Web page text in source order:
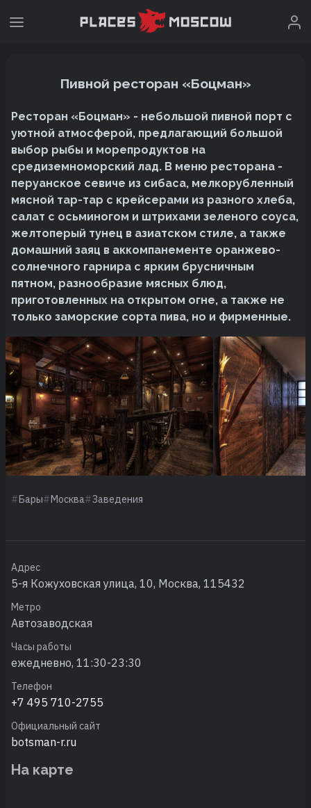
Пивной ресторан «Боцман»
Ресторан «Боцман» - небольшой пивной порт с
уютной атмосферой, предлагающий большой
выбор рыбы и морепродуктов на
средиземноморский лад. В меню ресторана -
перуанское севиче из сибаса, мелкорубленный
мясной тар-тар с крейсерами из разного хлеба,
салат с осьминогом и штрихами зеленого соуса,
желтоперый тунец в азиатском стиле, а также
домашний заяц в аккомпанементе оранжево-
солнечного гарнира с ярким брусничным
пятном, разнообразие мясных блюд,
приготовленных на открытом огне, а также не
только заморские сорта пива, но и фирменные.
Бары Москва Заведения
Адрес
5-я Кожуховская улица, 10, Москва, 115432
Метро
Автозаводская
Часы работы
ежедневно, 11:30-23:30
Телефон
+7 495 710-2755
Официальный сайт
botsman-r.ru
На карте